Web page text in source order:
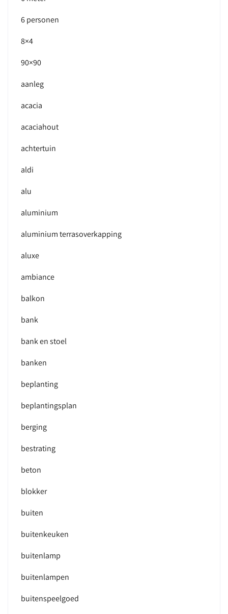
6 personen
8×4
90×90
aanleg
acacia
acaciahout
achtertuin
aldi
alu
aluminium
aluminium terrasoverkapping
aluxe
ambiance
balkon
bank
bank en stoel
banken
beplanting
beplantingsplan
berging
bestrating
beton
blokker
buiten
buitenkeuken
buitenlamp
buitenlampen
buitenspeelgoed